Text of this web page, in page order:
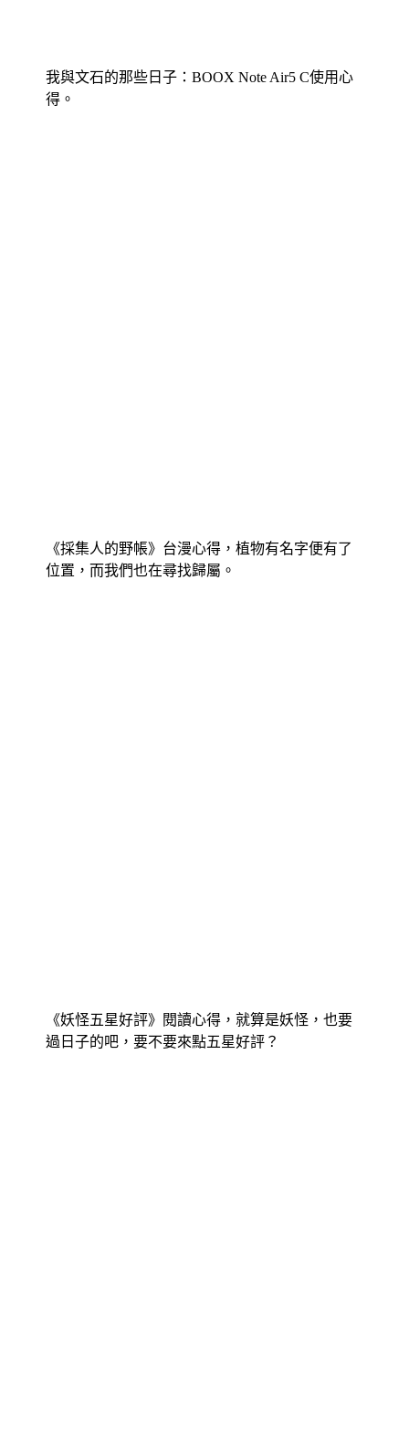
我與文石的那些日子：BOOX Note Air5 C使用心
得。
《採集人的野帳》台漫心得，植物有名字便有了
位置，而我們也在尋找歸屬。
《妖怪五星好評》閱讀心得，就算是妖怪，也要
過日子的吧，要不要來點五星好評？